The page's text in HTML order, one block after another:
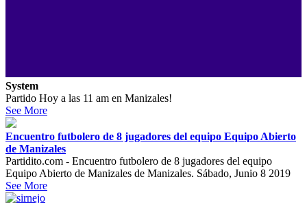
System
Partido Hoy a las 11 am en Manizales!
See More
Encuentro futbolero de 8 jugadores del equipo Equipo Abierto
de Manizales
Partidito.com - Encuentro futbolero de 8 jugadores del equipo
Equipo Abierto de Manizales de Manizales. Sábado, Junio 8 2019
See More